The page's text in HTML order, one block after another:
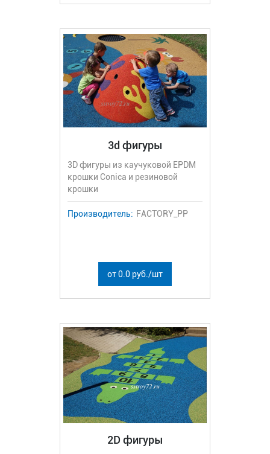
3d фигуры
3D фигуры из каучуковой EPDM
крошки Conica и резиновой
крошки
Производитель: FACTORY_PP
от 0.0 руб./шт
2D фигуры